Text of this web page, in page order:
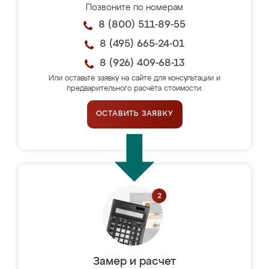
Позвоните по номерам
8 (800) 511-89-55
8 (495) 665-24-01
8 (926) 409-68-13
Или оставьте заявку на сайте для консультации и
предварительного расчёта стоимости.
ОСТАВИТЬ ЗАЯВКУ
Замер и расчет